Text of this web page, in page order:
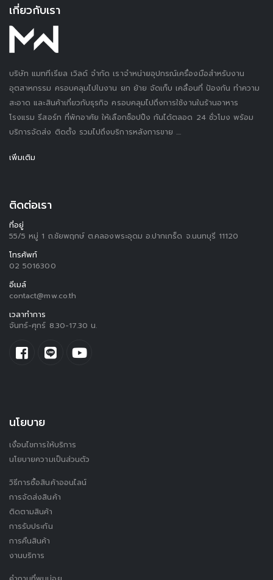
เกี่ยวกับเรา
บริษัท แมททีเรียล เวิลด์ จำกัด เราจำหน่ายอุปกรณ์เครื่องมือสำหรับงาน
อุตสาหกรรม ครอบคลุมไปในงาน ยก ย้าย จัดเก็บ เคลื่อนที่ ป้องกัน ทำความ
สะอาด และสินค้าเกี่ยวกับธุรกิจ ครอบคลุมไปถึงการใช้งานในร้านอาหาร
โรงแรม รีสอร์ท ที่พักอาศัย ให้เลือกช็อปปิ้ง กันได้ตลอด 24 ชั่วโมง พร้อม
บริการจัดส่ง ติดตั้ง รวมไปถึงบริการหลังการขาย ....
เพิ่มเติม
ติดต่อเรา
ที่อยู่
55/5 หมู่ 1 ถ.ชัยพฤกษ์ ต.คลองพระอุดม อ.ปากเกร็ด จ.นนทบุรี 11120
โทรศัพท์
02 5016300
อีเมล์
contact@mw.co.th
เวลาทำการ
จันทร์-ศุกร์ 8.30-17.30 น.
นโยบาย
เงื่อนไขการให้บริการ
นโยบายความเป็นส่วนตัว
วิธีการซื้อสินค้าออนไลน์
การจัดส่งสินค้า
ติดตามสินค้า
การรับประกัน
การคืนสินค้า
งานบริการ